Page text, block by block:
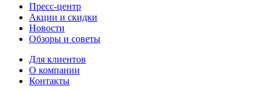
Пресс-центр
Акции и скидки
Новости
Обзоры и советы
Для клиентов
О компании
Контакты